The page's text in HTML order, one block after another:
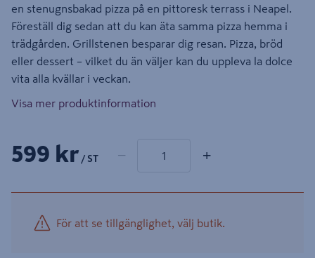
en stenugnsbakad pizza på en pittoresk terrass i Neapel.
Föreställ dig sedan att du kan äta samma pizza hemma i
trädgården. Grillstenen besparar dig resan. Pizza, bröd
eller dessert – vilket du än väljer kan du uppleva la dolce
vita alla kvällar i veckan.
Visa mer produktinformation
599 kr / ST − +
För att se tillgänglighet, välj butik.